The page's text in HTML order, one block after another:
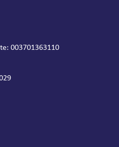
003701363110